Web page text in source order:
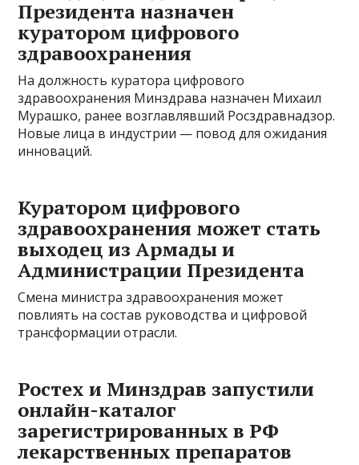
Президента назначен
куратором цифрового
здравоохранения
На должность куратора цифрового
здравоохранения Минздрава назначен Михаил
Мурашко, ранее возглавлявший Росздравнадзор.
Новые лица в индустрии — повод для ожидания
инноваций.
Куратором цифрового
здравоохранения может стать
выходец из Армады и
Администрации Президента
Смена министра здравоохранения может
повлиять на состав руководства и цифровой
трансформации отрасли.
Ростех и Минздрав запустили
онлайн-каталог
зарегистрированных в РФ
лекарственных препаратов